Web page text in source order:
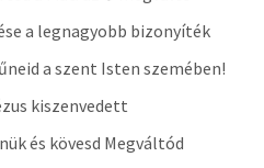
a legnagyobb bizonyíték
a szent Isten szemében!
kiszenvedett
és kövesd Megváltód